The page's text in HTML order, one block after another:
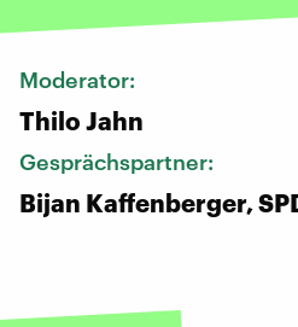
Moderator:
Thilo Jahn
Gesprächspartner:
Bijan Kaffenberger,